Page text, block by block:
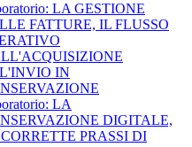
LA GESTIONE
FATTURE, IL FLUSSO
IN
LA
DIGITALE,
PRASSI DI